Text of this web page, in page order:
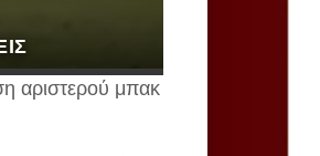
αριστερού μπακ